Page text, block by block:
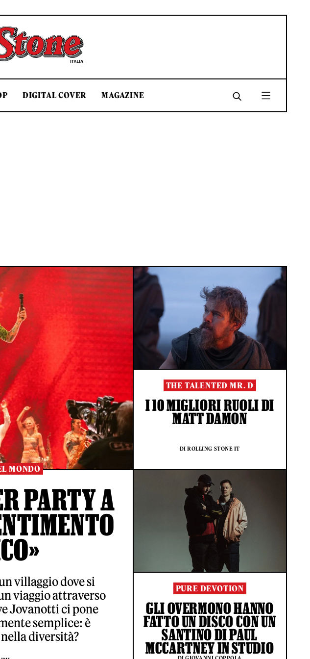
Stone Italia
DIGITAL COVER MAGAZINE
MONDO
PARTY A
villaggio dove si
viaggio attraverso
Jovanotti ci pone
semplice: è
diversità?
THE TALENTED MR. D
I 10 MIGLIORI RUOLI DI
MATT DAMON
DI ROLLING STONE IT
PURE DEVOTION
GLI OVERMONO HANNO
FATTO UN DISCO CON UN
SANTINO DI PAUL
MCCARTNEY IN STUDIO